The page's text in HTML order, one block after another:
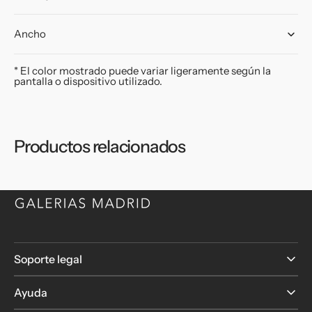
Ancho
* El color mostrado puede variar ligeramente según la
pantalla o dispositivo utilizado.
Productos relacionados
Soporte legal
Ayuda